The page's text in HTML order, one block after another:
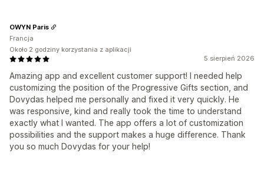
5 sierpień 2026
Amazing app and excellent customer support! I needed help
customizing the position of the Progressive Gifts section, and
Dovydas helped me personally and fixed it very quickly. He
was responsive, kind and really took the time to understand
exactly what I wanted. The app offers a lot of customization
possibilities and the support makes a huge difference. Thank
you so much Dovydas for your help!
OWYN Paris
Francja
Około 2 godziny korzystania z aplikacji